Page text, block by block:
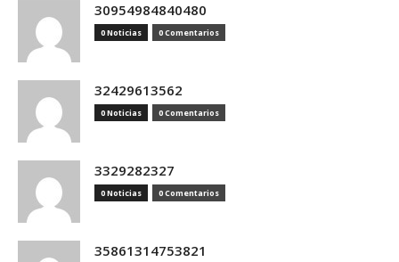
30954984840480
0 Noticias 0 Comentarios
32429613562
0 Noticias 0 Comentarios
3329282327
0 Noticias 0 Comentarios
35861314753821